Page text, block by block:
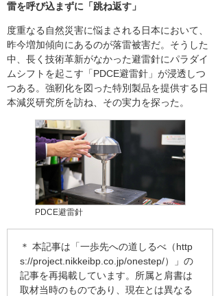
雷を呼び込まずに「跳ね返す」
度重なる自然災害に悩まされる日本において、
昨今増加傾向にあるのが落雷被害だ。そうした
中、長く技術革新がなかった避雷針にパラダイ
ムシフトを起こす「PDCE避雷針」が浸透しつ
つある。強靭化を図った特別製品を提供する日
本減災研究所を訪ね、その実力を探った。
PDCE避雷針
＊ 本記事は「一歩先への道しるべ（http
s://project.nikkeibp.co.jp/onestep/）」の
記事を再掲載しています。所属と肩書は
取材当時のものであり、現在とは異なる